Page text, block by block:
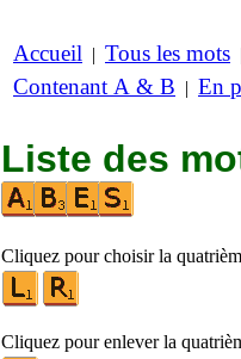
Accueil | Tous les mots
Contenant A & B | En
Liste des
Cliquez pour choisir la
Cliquez pour enlever la